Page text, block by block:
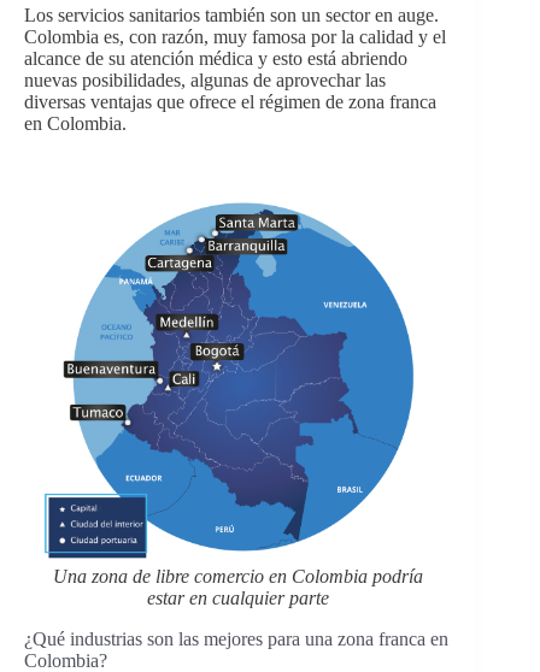
Los servicios sanitarios también son un sector en auge.
Colombia es, con razón, muy famosa por la calidad y el
alcance de su atención médica y esto está abriendo
nuevas posibilidades, algunas de aprovechar las
diversas ventajas que ofrece el régimen de zona franca
en Colombia.
Una zona de libre comercio en Colombia podría
estar en cualquier parte
¿Qué industrias son las mejores para una zona franca en
Colombia?